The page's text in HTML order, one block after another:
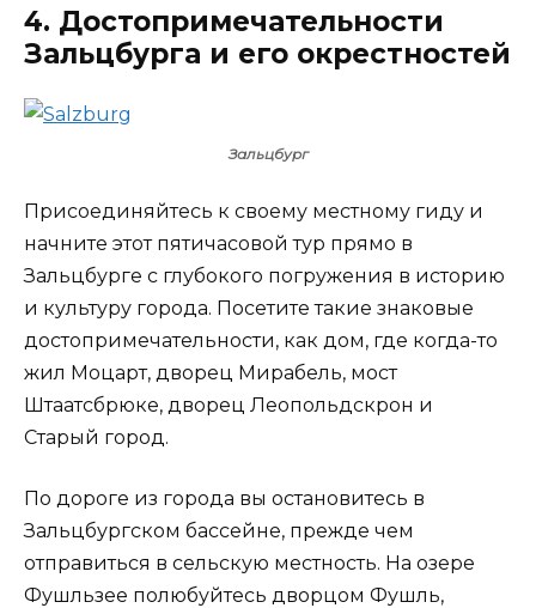
4. Достопримечательности
Зальцбурга и его окрестностей
Зальцбург
Присоединяйтесь к своему местному гиду и
начните этот пятичасовой тур прямо в
Зальцбурге с глубокого погружения в историю
и культуру города. Посетите такие знаковые
достопримечательности, как дом, где когда-то
жил Моцарт, дворец Мирабель, мост
Штаатсбрюке, дворец Леопольдскрон и
Старый город.
По дороге из города вы остановитесь в
Зальцбургском бассейне, прежде чем
отправиться в сельскую местность. На озере
Фушльзее полюбуйтесь дворцом Фушль,